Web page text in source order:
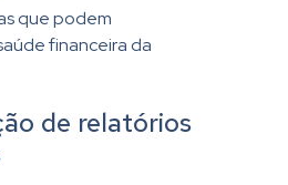
que podem
financeira da
de relatórios